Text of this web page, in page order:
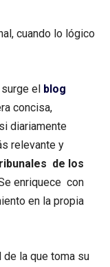
cuando lo lógico
el blog
concisa,
diariamente
relevante y
de los
enriquece con
en la propia
la que toma su